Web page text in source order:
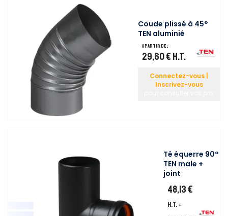
Coude plissé à 45°
TEN aluminié
A partir de :
29,60 € H.T.
Connectez-vous |
Inscrivez-vous
Té équerre 90°
TEN male +
joint
48,13 €
H.T. +